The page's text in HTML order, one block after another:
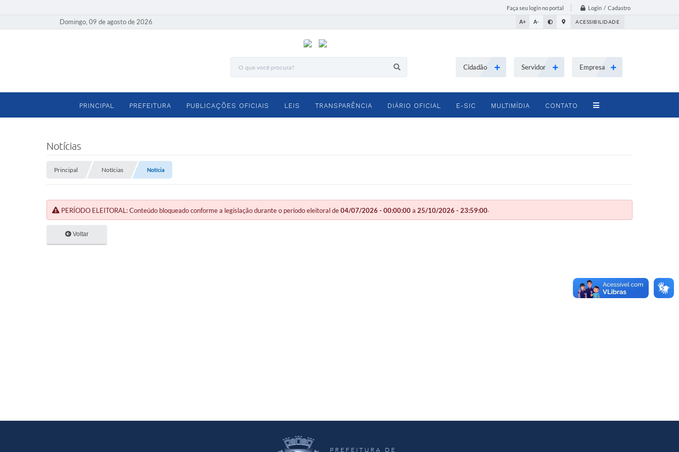
Faça seu login no portal Login / Cadastro
Domingo, 09 de agosto de 2026 A+ A- ACESSIBILIDADE
Cidadão Servidor Empresa
PRINCIPAL PREFEITURA PUBLICAÇÕES OFICIAIS LEIS TRANSPARÊNCIA DIÁRIO OFICIAL E-SIC MULTIMÍDIA CONTATO
Notícias
Principal Notícias Notícia
PERÍODO ELEITORAL: Conteúdo bloqueado conforme a legislação durante o período eleitoral de04/07/2026 - 00:00:00a 25/10/2026 - 23:59:00.
Voltar